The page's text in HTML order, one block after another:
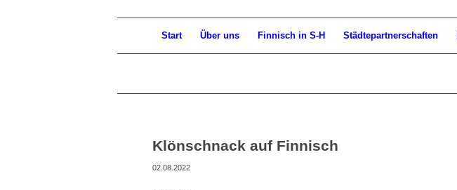
Start Über uns Finnisch in S-H Städtepartnerschaften
Klönschnack auf Finnisch
02.08.2022